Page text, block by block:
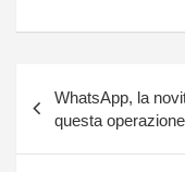
articoli
WhatsApp, la
questa